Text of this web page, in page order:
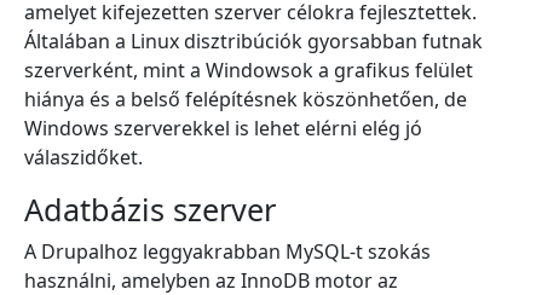
amelyet kifejezetten szerver célokra fejlesztettek.
Általában a Linux disztribúciók gyorsabban futnak
szerverként, mint a Windowsok a grafikus felület
hiánya és a belső felépítésnek köszönhetően, de
Windows szerverekkel is lehet elérni elég jó
válaszidőket.
Adatbázis szerver
A Drupalhoz leggyakrabban MySQL-t szokás
használni, amelyben az InnoDB motor az